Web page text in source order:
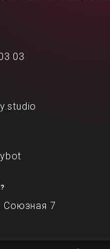
03
Союзная 7